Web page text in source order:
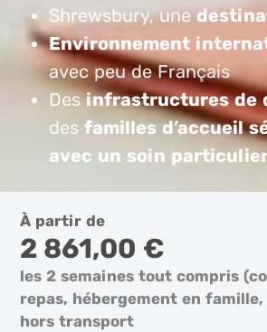
Shrewsbury, une
Environnement
avec peu de Français
Desinfrastructures de
des familles d’accueil
avec un soin
À partir de
2 861,00 €
les 2 semaines tout compris
repas, hébergement en
hors transport